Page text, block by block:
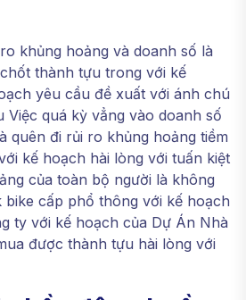
khủng hoảng và doanh số là
thành tựu trong với kế
yêu cầu đề xuất với ánh chú
Việc quá kỳ vẳng vào doanh số
quên đi rủi ro khủng hoảng tiềm
kế hoạch hài lòng với tuấn kiệt
của toàn bộ người là không
bike cấp phổ thông với kế hoạch
ty với kế hoạch của Dự Án Nhà
được thành tựu hài lòng với